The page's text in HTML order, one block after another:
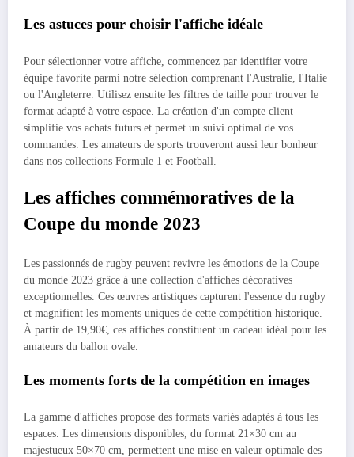
Les astuces pour choisir l'affiche idéale
Pour sélectionner votre affiche, commencez par identifier votre
équipe favorite parmi notre sélection comprenant l'Australie, l'Italie
ou l'Angleterre. Utilisez ensuite les filtres de taille pour trouver le
format adapté à votre espace. La création d'un compte client
simplifie vos achats futurs et permet un suivi optimal de vos
commandes. Les amateurs de sports trouveront aussi leur bonheur
dans nos collections Formule 1 et Football.
Les affiches commémoratives de la
Coupe du monde 2023
Les passionnés de rugby peuvent revivre les émotions de la Coupe
du monde 2023 grâce à une collection d'affiches décoratives
exceptionnelles. Ces œuvres artistiques capturent l'essence du rugby
et magnifient les moments uniques de cette compétition historique.
À partir de 19,90€, ces affiches constituent un cadeau idéal pour les
amateurs du ballon ovale.
Les moments forts de la compétition en images
La gamme d'affiches propose des formats variés adaptés à tous les
espaces. Les dimensions disponibles, du format 21×30 cm au
majestueux 50×70 cm, permettent une mise en valeur optimale des